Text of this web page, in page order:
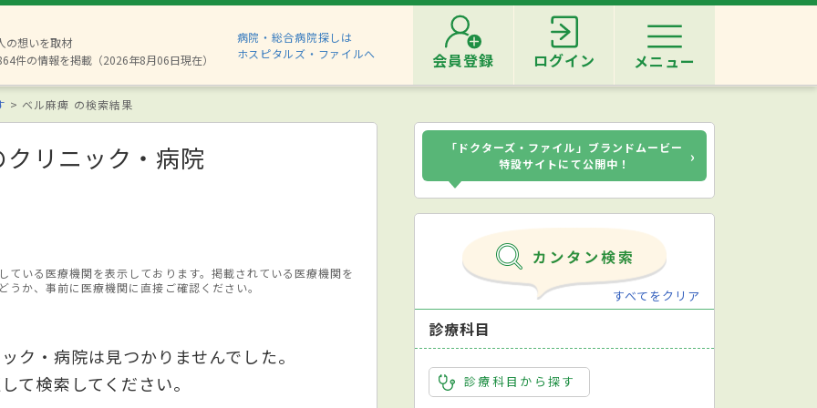
の想いを取材
件の情報を掲載（2026年8月06日現在）
病院・総合病院探しは
ホスピタルズ・ファイルへ
会員登録 ログイン メニュー
ベル麻痺 の検索結果
クリニック・病院
いる医療機関を表示しております。掲載されている医療機関を
か、事前に医療機関に直接ご確認ください。
ク・病院は見つかりませんでした。
て検索してください。
「ドクターズ・ファイル」ブランドムービー
特設サイトにて公開中！
›
すべてをクリア
診療科目
診療科目から探す